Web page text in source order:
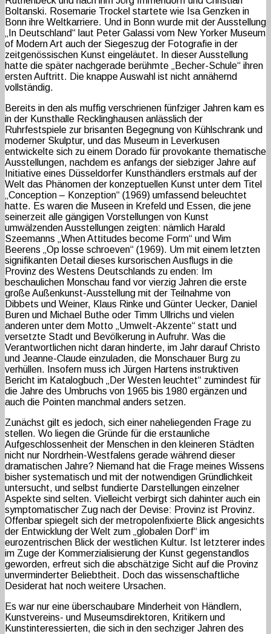
Boltanski. Rosemarie Trockel startete wie Isa Genzken in
Bonn ihre Weltkarriere. Und in Bonn wurde mit der Ausstellung
„In Deutschland“ laut Peter Galassi vom New Yorker Museum
of Modern Art auch der Siegeszug der Fotografie in der
zeitgenössischen Kunst eingeläutet. In dieser Ausstellung
hatte die später nachgerade berühmte „Becher-Schule“ ihren
ersten Auftritt. Die knappe Auswahl ist nicht annähernd
vollständig.
Bereits in den als muffig verschrienen fünfziger Jahren kam es
in der Kunsthalle Recklinghausen anlässlich der
Ruhrfestspiele zur brisanten Begegnung von Kühlschrank und
moderner Skulptur, und das Museum in Leverkusen
entwickelte sich zu einem Dorado für provokante thematische
Ausstellungen, nachdem es anfangs der siebziger Jahre auf
Initiative eines Düsseldorfer Kunsthändlers erstmals auf der
Welt das Phänomen der konzeptuellen Kunst unter dem Titel
„Conception – Konzeption“ (1969) umfassend beleuchtet
hatte. Es waren die Museen in Krefeld und Essen, die jene
seinerzeit alle gängigen Vorstellungen von Kunst
umwälzenden Ausstellungen zeigten: nämlich Harald
Szeemanns „When Attitudes become Form“ und Wim
Beerens „Op losse schroeven“ (1969). Um mit einem letzten
signifikanten Detail dieses kursorischen Ausflugs in die
Provinz des Westens Deutschlands zu enden: Im
beschaulichen Monschau fand vor vierzig Jahren die erste
große Außenkunst-Ausstellung mit der Teilnahme von
Dibbets und Weiner, Klaus Rinke und Günter Uecker, Daniel
Buren und Michael Buthe oder Timm Ullrichs und vielen
anderen unter dem Motto „Umwelt-Akzente“ statt und
versetzte Stadt und Bevölkerung in Aufruhr. Was die
Verantwortlichen nicht daran hinderte, im Jahr darauf Christo
und Jeanne-Claude einzuladen, die Monschauer Burg zu
verhüllen. Insofern muss ich Jürgen Hartens instruktiven
Bericht im Katalogbuch „Der Westen leuchtet“ zumindest für
die Jahre des Umbruchs von 1965 bis 1980 ergänzen und
auch die Pointen manchmal anders setzen.
Zunächst gilt es jedoch, sich einer naheliegenden Frage zu
stellen. Wo liegen die Gründe für die erstaunliche
Aufgeschlossenheit der Menschen in den kleineren Städten
nicht nur Nordrhein-Westfalens gerade während dieser
dramatischen Jahre? Niemand hat die Frage meines Wissens
bisher systematisch und mit der notwendigen Gründlichkeit
untersucht, und selbst fundierte Darstellungen einzelner
Aspekte sind selten. Vielleicht verbirgt sich dahinter auch ein
symptomatischer Zug nach der Devise: Provinz ist Provinz.
Offenbar spiegelt sich der metropolenfixierte Blick angesichts
der Entwicklung der Welt zum „globalen Dorf“ im
eurozentrischen Blick der westlichen Kultur. Ist letzterer indes
im Zuge der Kommerzialisierung der Kunst gegenstandlos
geworden, erfreut sich die abschätzige Sicht auf die Provinz
unverminderter Beliebtheit. Doch das wissenschaftliche
Desiderat hat noch weitere Ursachen.
Es war nur eine überschaubare Minderheit von Händlern,
Kunstvereins- und Museumsdirektoren, Kritikern und
Kunstinteressierten, die sich in den sechziger Jahren des